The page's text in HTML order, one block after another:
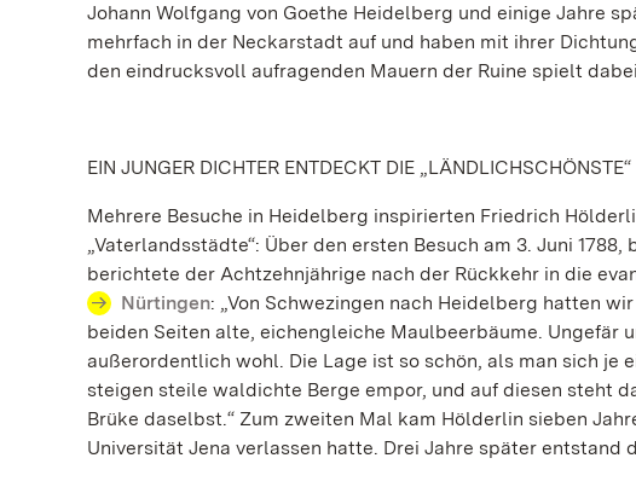
Johann Wolfgang von Goethe Heidelberg und einige Jahre
mehrfach in der Neckarstadt auf und haben mit ihrer
den eindrucksvoll aufragenden Mauern der Ruine spielt
EIN JUNGER DICHTER ENTDECKT DIE
Mehrere Besuche in Heidelberg inspirierten Friedrich
„Vaterlandsstädte“: Über den ersten Besuch am 3. Juni
berichtete der Achtzehnjährige nach der Rückkehr in die
Nürtingen: „Von Schwezingen nach Heidelberg hatten
beiden Seiten alte, eichengleiche Maulbeerbäume.
außerordentlich wohl. Die Lage ist so schön, als man sich je
steigen steile waldichte Berge empor, und auf diesen steht
Brüke daselbst.“ Zum zweiten Mal kam Hölderlin sieben
Universität Jena verlassen hatte. Drei Jahre später